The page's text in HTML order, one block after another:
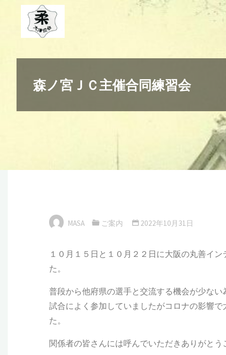
森ノ宮ＪＣ主催合同練習会
MASA ご案内 2022年10月31日
１０月１５日と１０月２２日に大阪の丸善イ
た。
普段から他府県の選手と交流する機会が少な
試合によく参加していましたがコロナの影響
た。
関係者の皆さんには呼んでいただきありがとう